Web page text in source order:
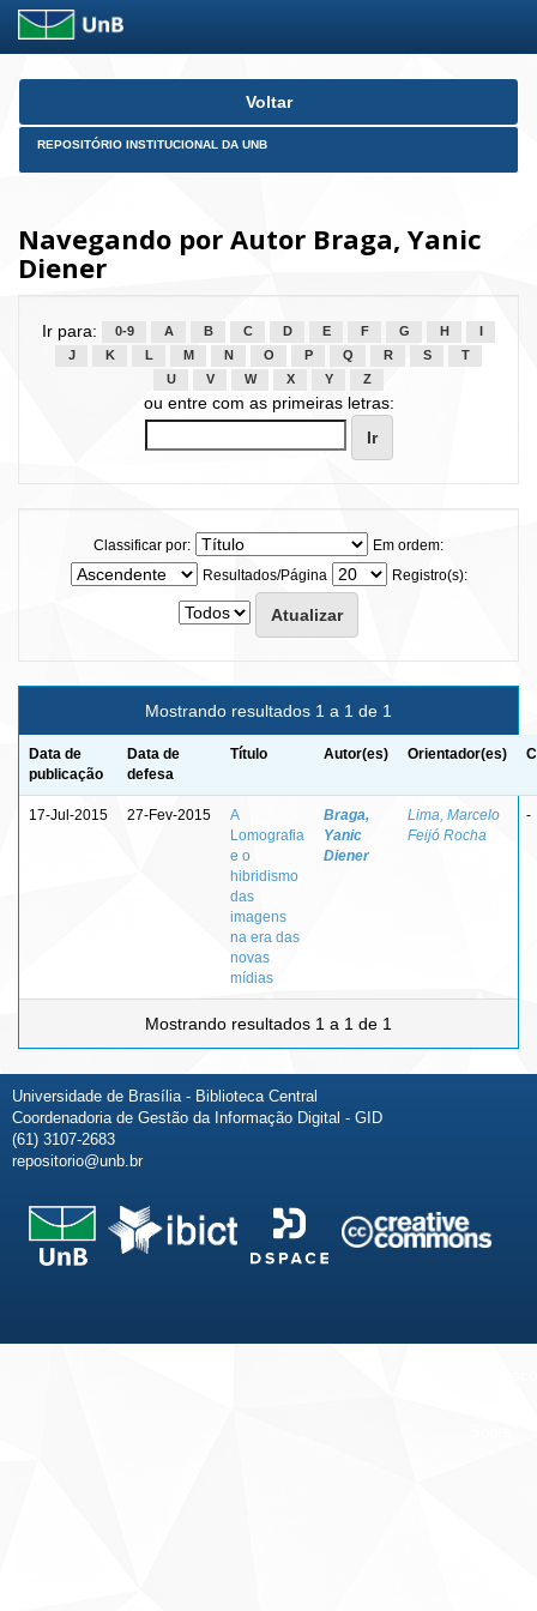
Skip
Voltar
REPOSITÓRIO INSTITUCIONAL DA UNB
Navegando por Autor Braga, Yanic
Diener
Ir para: 0-9 A B C D E F G H
J
K L M N O P Q R S
T
U
V W X Y Z
ou entre com as primeiras letras:
Classificar por:
Em ordem:
Resultados/Página
Registro(s):
Mostrando resultados 1 a 1 de 1
Data de
publicação
Data de
defesa
Título Autor(es) Orientador(es)
17-Jul-2015 27-Fev-2015
A
Lomografia
e o
hibridismo
das
imagens
na era das
novas
mídias
Braga,
Yanic
Diener
Lima, Marcelo
Feijó Rocha
-
Mostrando resultados 1 a 1 de 1
Universidade de Brasília - Biblioteca Central
Coordenadoria de Gestão da Informação Digital - GID
(61) 3107-2683
repositorio@unb.br